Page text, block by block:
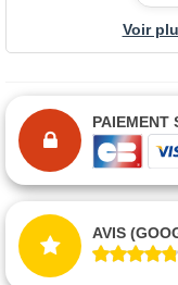
Voir
PAIEMENT
AVIS